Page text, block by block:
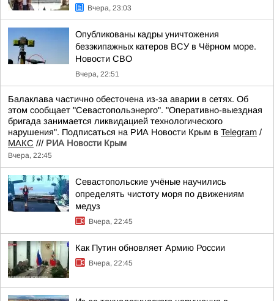
Вчера, 23:03
Опубликованы кадры уничтожения
безэкипажных катеров ВСУ в Чёрном море.
Новости СВО
Вчера, 22:51
Балаклава частично обесточена из-за аварии в сетях. Об
этом сообщает "Севастопольэнерго". "Оперативно-выездная
бригада занимается ликвидацией технологического
нарушения". Подписаться на РИА Новости Крым в Telegram /
МАКС /// РИА Новости Крым
Вчера, 22:45
Севастопольские учёные научились
определять чистоту моря по движениям
медуз
Вчера, 22:45
Как Путин обновляет Армию России
Вчера, 22:45